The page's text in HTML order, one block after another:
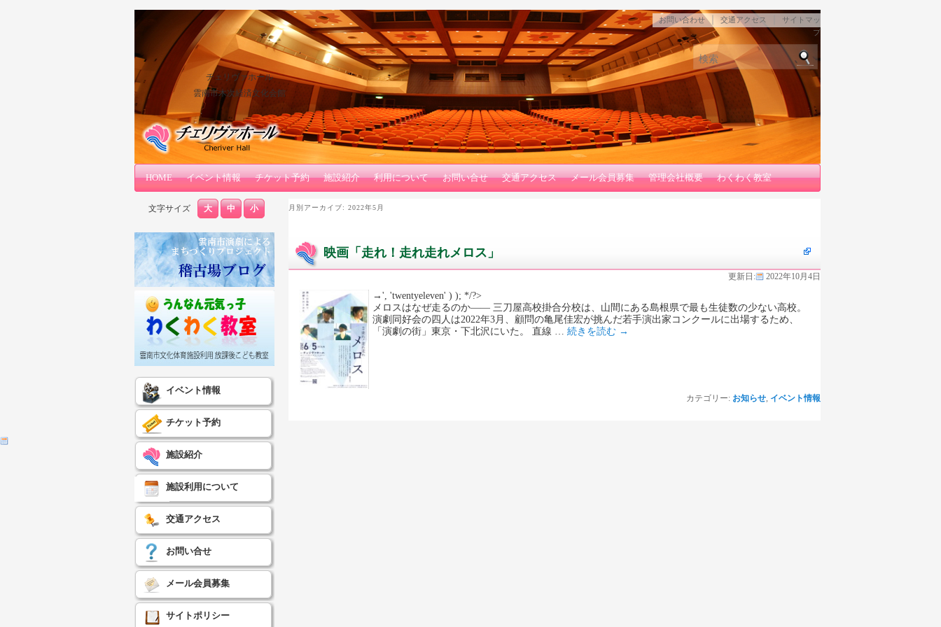
チェリヴァホール
雲南市木次経済文化会館
お問い合わせ｜ 交通アクセス
サイトマッ
プ
検索
メインメニュー
メインコンテンツへ移動
サブコンテンツへ移動
HOME イベント情報 チケット予約 施設紹介 利用について お問い合せ 交通アクセス メール会員募集 管理会社概要 わくわく教室
月別アーカイブ: 2022年5月
映画「走れ！走れ走れメロス」
更新日: 2022年10月4日
→', 'twentyeleven' ) ); */?>
メロスはなぜ走るのか—— 三刀屋高校掛合分校は、山間にある島根県で最も生徒数の少ない高校。
演劇同好会の四人は2022年3月、顧問の亀尾佳宏が挑んだ若手演出家コンクールに出場するため、
「演劇の街」東京・下北沢にいた。 直線 … 続きを読む →
カテゴリー: お知らせ, イベント情報
文字サイズ 大 中 小
イベント情報
チケット予約
施設紹介
施設利用について
交通アクセス
お問い合せ
メール会員募集
サイトポリシー